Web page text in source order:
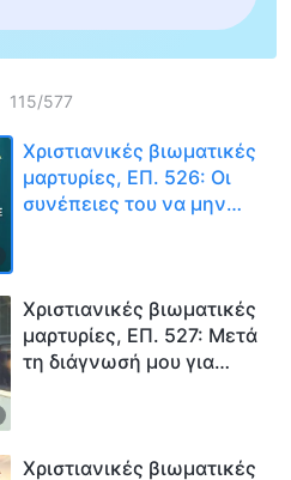
115/577
Χριστιανικές βιωματικές
μαρτυρίες, ΕΠ. 526: Οι
συνέπειες του να μην
Χριστιανικές βιωματικές
μαρτυρίες, ΕΠ. 527: Μετά
τη διάγνωσή μου για
Χριστιανικές βιωματικές